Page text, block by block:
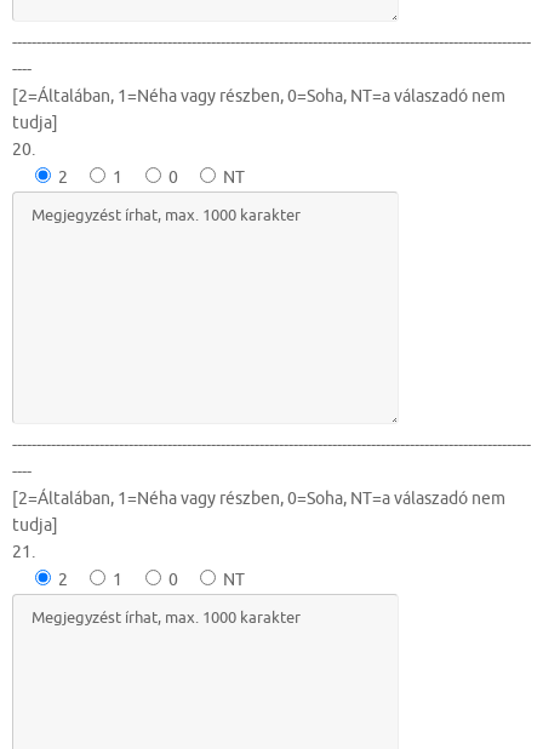
-----------------------------------------------------------------------------------------------------------
----
[2=Általában, 1=Néha vagy részben, 0=Soha, NT=a válaszadó nem
tudja]
20.
2
1 0 NT
-----------------------------------------------------------------------------------------------------------
----
[2=Általában, 1=Néha vagy részben, 0=Soha, NT=a válaszadó nem
tudja]
21.
2
1 0 NT